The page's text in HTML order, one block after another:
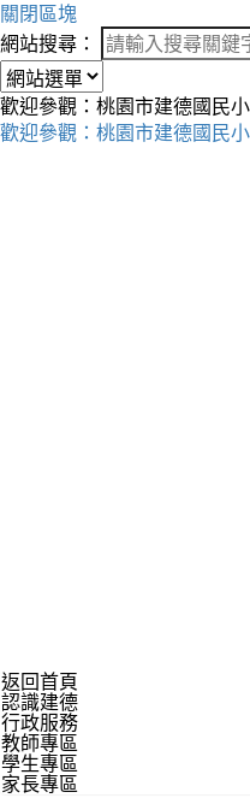
關閉區塊
網站搜尋：
歡迎參觀：桃園市建德國民
歡迎參觀：桃園市建德國民
返回首頁
認識建德
行政服務
教師專區
學生專區
家長專區